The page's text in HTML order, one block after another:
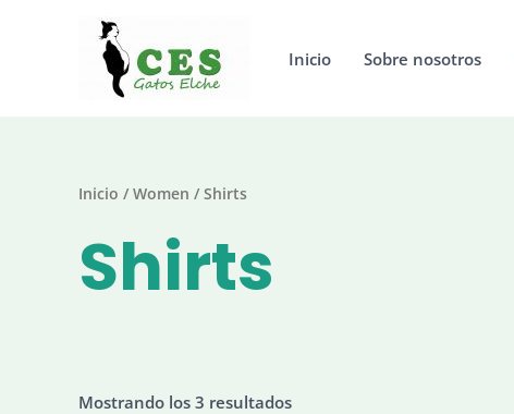
Inicio Sobre nosotros
Inicio / Women / Shirts
Shirts
Mostrando los 3 resultados